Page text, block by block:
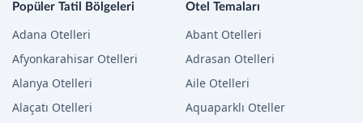
Popüler Tatil Bölgeleri
Adana Otelleri
Afyonkarahisar Otelleri
Alanya Otelleri
Alaçatı Otelleri
Otel Temaları
Abant Otelleri
Adrasan Otelleri
Aile Otelleri
Aquaparklı Oteller